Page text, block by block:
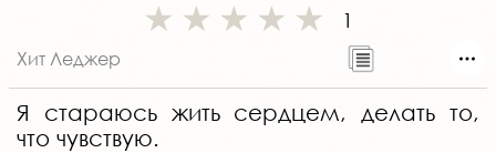
1
Хит Леджер
Я стараюсь жить сердцем, делать то,
что чувствую.